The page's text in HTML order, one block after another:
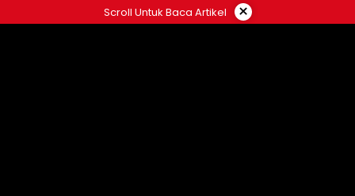
to
Scroll Untuk Baca Artikel ×